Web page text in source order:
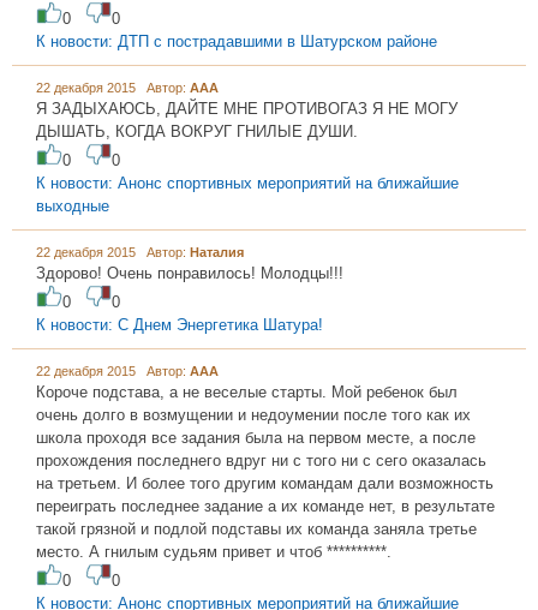
0
0
К новости: ДТП с пострадавшими в Шатурском районе
22 декабря 2015 Автор: ААА
Я ЗАДЫХАЮСЬ, ДАЙТЕ МНЕ ПРОТИВОГАЗ Я НЕ МОГУ
ДЫШАТЬ, КОГДА ВОКРУГ ГНИЛЫЕ ДУШИ.
0
0
К новости: Анонс спортивных мероприятий на ближайшие
выходные
22 декабря 2015 Автор: Наталия
Здорово! Очень понравилось! Молодцы!!!
0
0
К новости: С Днем Энергетика Шатура!
22 декабря 2015 Автор: ААА
Короче подстава, а не веселые старты. Мой ребенок был
очень долго в возмущении и недоумении после того как их
школа проходя все задания была на первом месте, а после
прохождения последнего вдруг ни с того ни с сего оказалась
на третьем. И более того другим командам дали возможность
переиграть последнее задание а их команде нет, в результате
такой грязной и подлой подставы их команда заняла третье
место. А гнилым судьям привет и чтоб **********.
0
0
К новости: Анонс спортивных мероприятий на ближайшие